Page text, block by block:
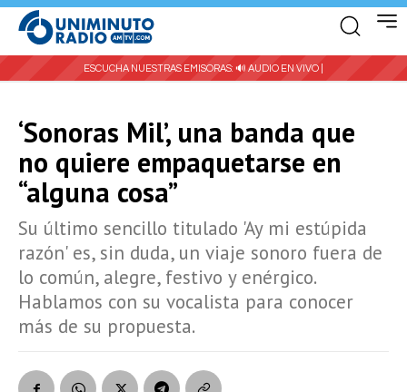
ESCUCHA NUESTRAS EMISORAS: 🔊 AUDIO EN VIVO |
‘Sonoras Mil’, una banda que
no quiere empaquetarse en
“alguna cosa”
Su último sencillo titulado 'Ay mi estúpida
razón' es, sin duda, un viaje sonoro fuera de
lo común, alegre, festivo y enérgico.
Hablamos con su vocalista para conocer
más de su propuesta.